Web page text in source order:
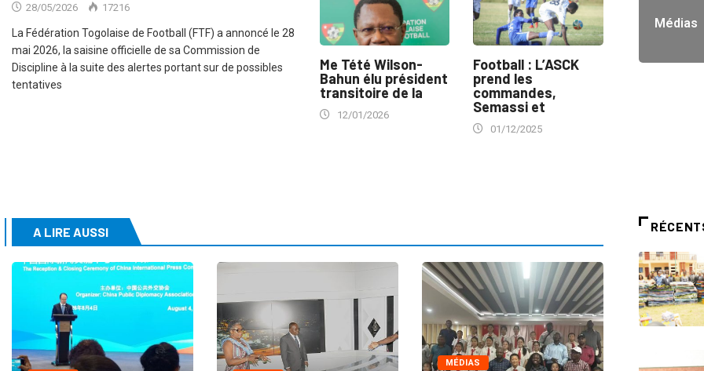
28/05/2026 17216
La Fédération Togolaise de Football (FTF) a annoncé le 28
mai 2026, la saisine officielle de sa Commission de
Discipline à la suite des alertes portant sur de possibles
tentatives
Me Tété Wilson-
Bahun élu président
transitoire de la
12/01/2026
Football : L’ASCK
prend les
commandes,
Semassi et
01/12/2025
Médias
A LIRE AUSSI
MÉDIAS